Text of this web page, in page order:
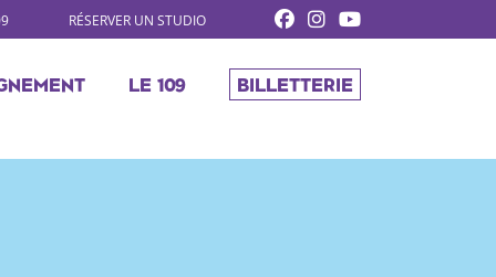
RÉSERVER UN STUDIO
LE 109 BILLETTERIE